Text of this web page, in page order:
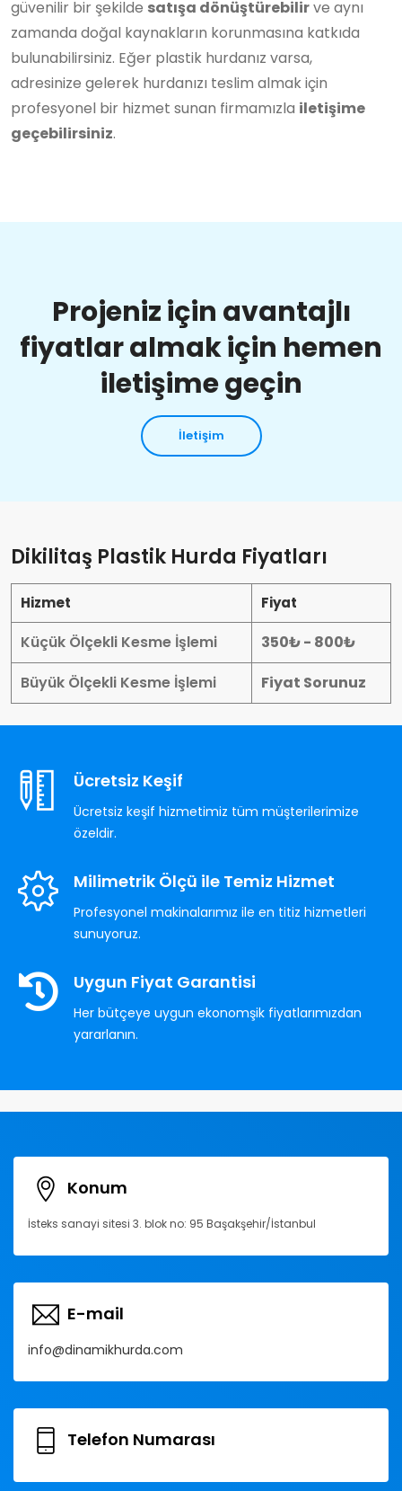
güvenilir bir şekilde satışa dönüştürebilirve aynı
zamanda doğal kaynakların korunmasına katkıda
bulunabilirsiniz. Eğer plastik hurdanız varsa,
adresinize gelerek hurdanızı teslim almak için
profesyonel bir hizmet sunan firmamızla iletişime
geçebilirsiniz.
Projeniz için avantajlı
fiyatlar almak için hemen
iletişime geçin
İletişim
Dikilitaş Plastik Hurda Fiyatları
Hizmet Fiyat
Küçük Ölçekli Kesme İşlemi
350₺ - 800₺
Büyük Ölçekli Kesme İşlemi
Fiyat Sorunuz
Ücretsiz Keşif
Ücretsiz keşif hizmetimiz tüm müşterilerimize
özeldir.
Milimetrik Ölçü ile Temiz Hizmet
Profesyonel makinalarımız ile en titiz hizmetleri
sunuyoruz.
Uygun Fiyat Garantisi
Her bütçeye uygun ekonomşik fiyatlarımızdan
yararlanın.
Konum
İsteks sanayi sitesi 3. blok no: 95 Başakşehir/İstanbul
E-mail
info@dinamikhurda.com
Telefon Numarası